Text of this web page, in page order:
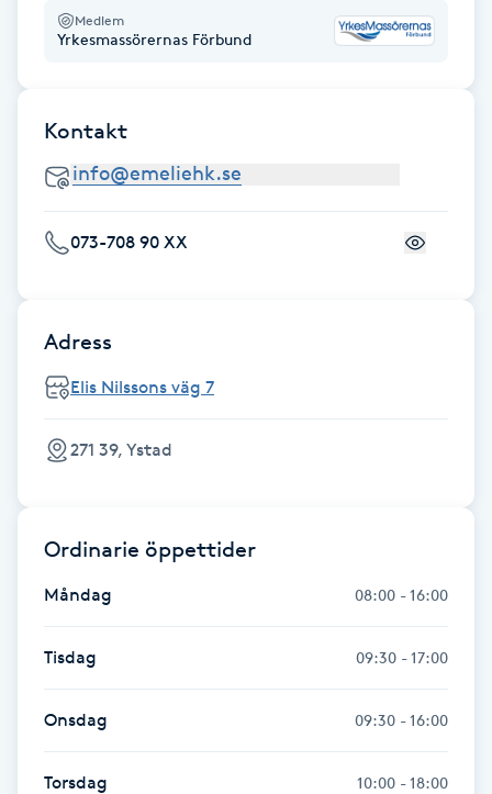
Fotsvamp
Fotvård
Fransar
Fransborttagning
Fransförlängning
Fransförlängning Megavolym
Fransförlängning Volym
Fransk manikyr
Friskvårdsmassage
Medlem
Yrkesmassörernas Förbund
Kontakt
073-708 90 XX
Adress
Elis Nilssons väg 7
271 39, Ystad
Ordinarie öppettider
Måndag 08:00 - 16:00
Tisdag 09:30 - 17:00
Onsdag 09:30 - 16:00
Torsdag 10:00 - 18:00